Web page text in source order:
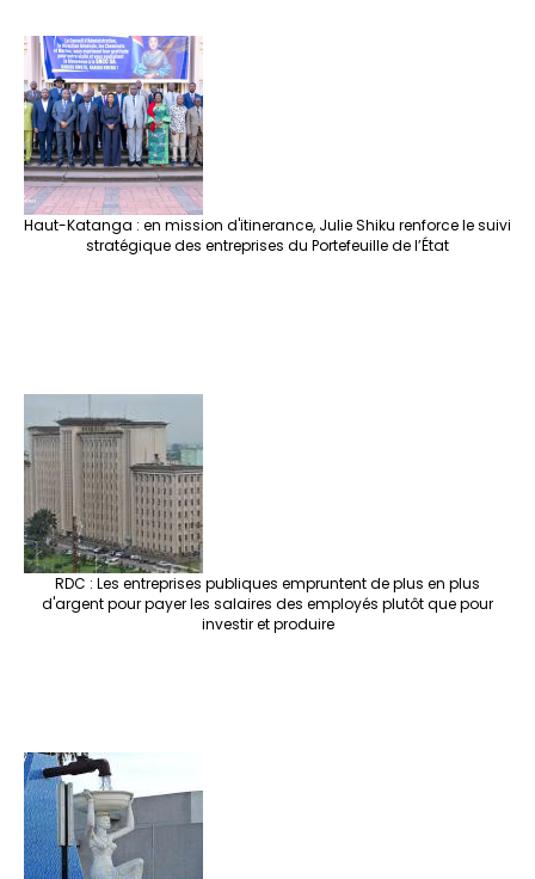
Haut-Katanga : en mission d'itinerance, Julie Shiku renforce le suivi
stratégique des entreprises du Portefeuille de l’État
RDC : Les entreprises publiques empruntent de plus en plus
d'argent pour payer les salaires des employés plutôt que pour
investir et produire